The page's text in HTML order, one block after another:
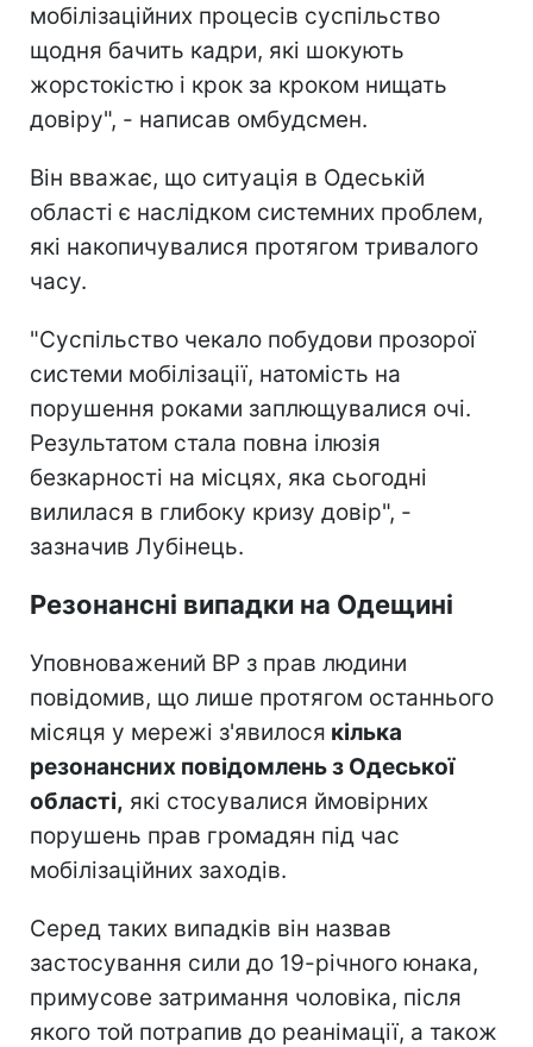
мобілізаційних процесів суспільство
щодня бачить кадри, які шокують
жорстокістю і крок за кроком нищать
довіру", - написав омбудсмен.
Він вважає, що ситуація в Одеській
області є наслідком системних проблем,
які накопичувалися протягом тривалого
часу.
"Суспільство чекало побудови прозорої
системи мобілізації, натомість на
порушення роками заплющувалися очі.
Результатом стала повна ілюзія
безкарності на місцях, яка сьогодні
вилилася в глибоку кризу довір", -
зазначив Лубінець.
Резонансні випадки на Одещині
Уповноважений ВР з прав людини
повідомив, що лише протягом останнього
місяця у мережі з'явилося кілька
резонансних повідомлень з Одеської
області, які стосувалися ймовірних
порушень прав громадян під час
мобілізаційних заходів.
Серед таких випадків він назвав
застосування сили до 19-річного юнака,
примусове затримання чоловіка, після
якого той потрапив до реанімації, а також